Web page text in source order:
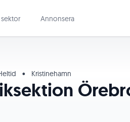
Annonsera
• Kristinehamn